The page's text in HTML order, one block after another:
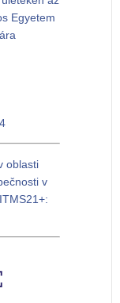
Egyetem
oblasti
v